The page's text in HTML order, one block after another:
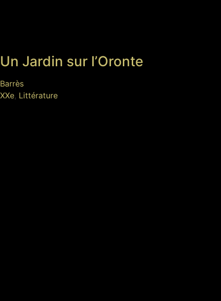
Un Jardin sur l’Oronte
Barrès
XXe, Littérature